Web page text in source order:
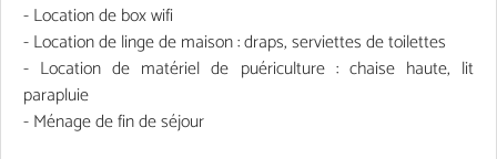
- Location de box wifi
- Location de linge de maison : draps, serviettes de toilettes
- Location de matériel de puériculture : chaise haute, lit
parapluie
- Ménage de fin de séjour